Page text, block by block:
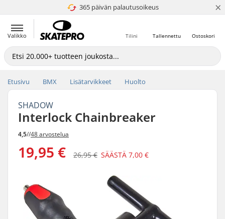
365 päivän palautusoikeus
4.8 / 5 ×
Valikko Ostoskori
Tallennettu
Tilini
Etusivu BMX Lisätarvikkeet Huolto
SHADOW
Interlock Chainbreaker
4,5//48 arvostelua
19,95 € 26,95 € SÄÄSTÄ 7,00 €